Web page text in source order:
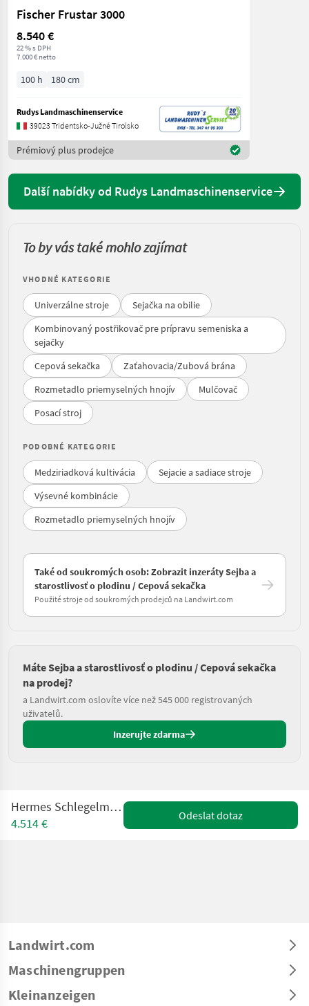
Fischer Frustar 3000
8.540 €
22 % s DPH
7.000 € netto
100 h 180 cm
Rudys Landmaschinenservice
39023 Tridentsko-Južné Tirolsko
Prémiový plus prodejce
Další nabídky od Rudys Landmaschinenservice
To by vás také mohlo zajímat
VHODNÉ KATEGORIE
Univerzálne stroje
Sejačka na obilie
Kombinovaný postřikovač pre prípravu semeniska a
sejačky
Cepová sekačka
Zaťahovacia/Zubová brána
Rozmetadlo priemyselných hnojív
Mulčovač
Posací stroj
PODOBNÉ KATEGORIE
Medziriadková kultivácia
Sejacie a sadiace stroje
Výsevné kombinácie
Rozmetadlo priemyselných hnojív
Také od soukromých osob: Zobrazit inzeráty Sejba a
starostlivosť o plodinu / Cepová sekačka
Použité stroje od soukromých prodejců na Landwirt.com
Máte Sejba a starostlivosť o plodinu / Cepová sekačka
na prodej?
a Landwirt.com oslovíte více než 545 000 registrovaných
uživatelů.
Inzerujte zdarma
Hermes Schlegelmulcher CASTOR 14
4.514 €
Odeslat dotaz
Landwirt.com
Maschinengruppen
Kleinanzeigen